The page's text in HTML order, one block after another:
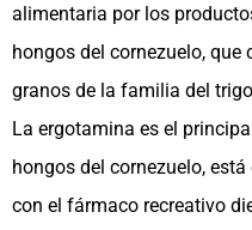
alimentaria por los
hongos del cornezuelo, que
granos de la familia del
La ergotamina es el
hongos del cornezuelo,
con el fármaco recreativo